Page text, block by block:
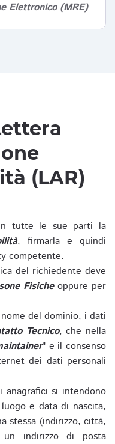
Elettronico (MRE)
(LAR)
tutte le sue parti la
, firmarla e quindi
competente.
del richiedente deve
Fisicheoppure per
del dominio, i dati
Tecnico, che nella
" e il consenso
dei dati personali
si intendono
e data di nascita,
stessa (indirizzo, città,
indirizzo di posta